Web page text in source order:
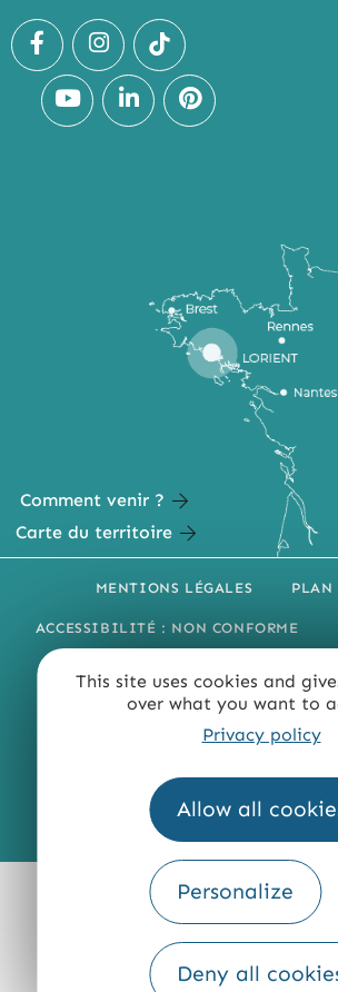
This site uses cookies and
over what you want to
Privacy policy
Allow all
Personalize
Deny all
Comment venir ?
Carte du territoire
MENTIONS LÉGALES PLAN
ACCESSIBILITÉ : NON CONFORME
Fourni par
Traduction